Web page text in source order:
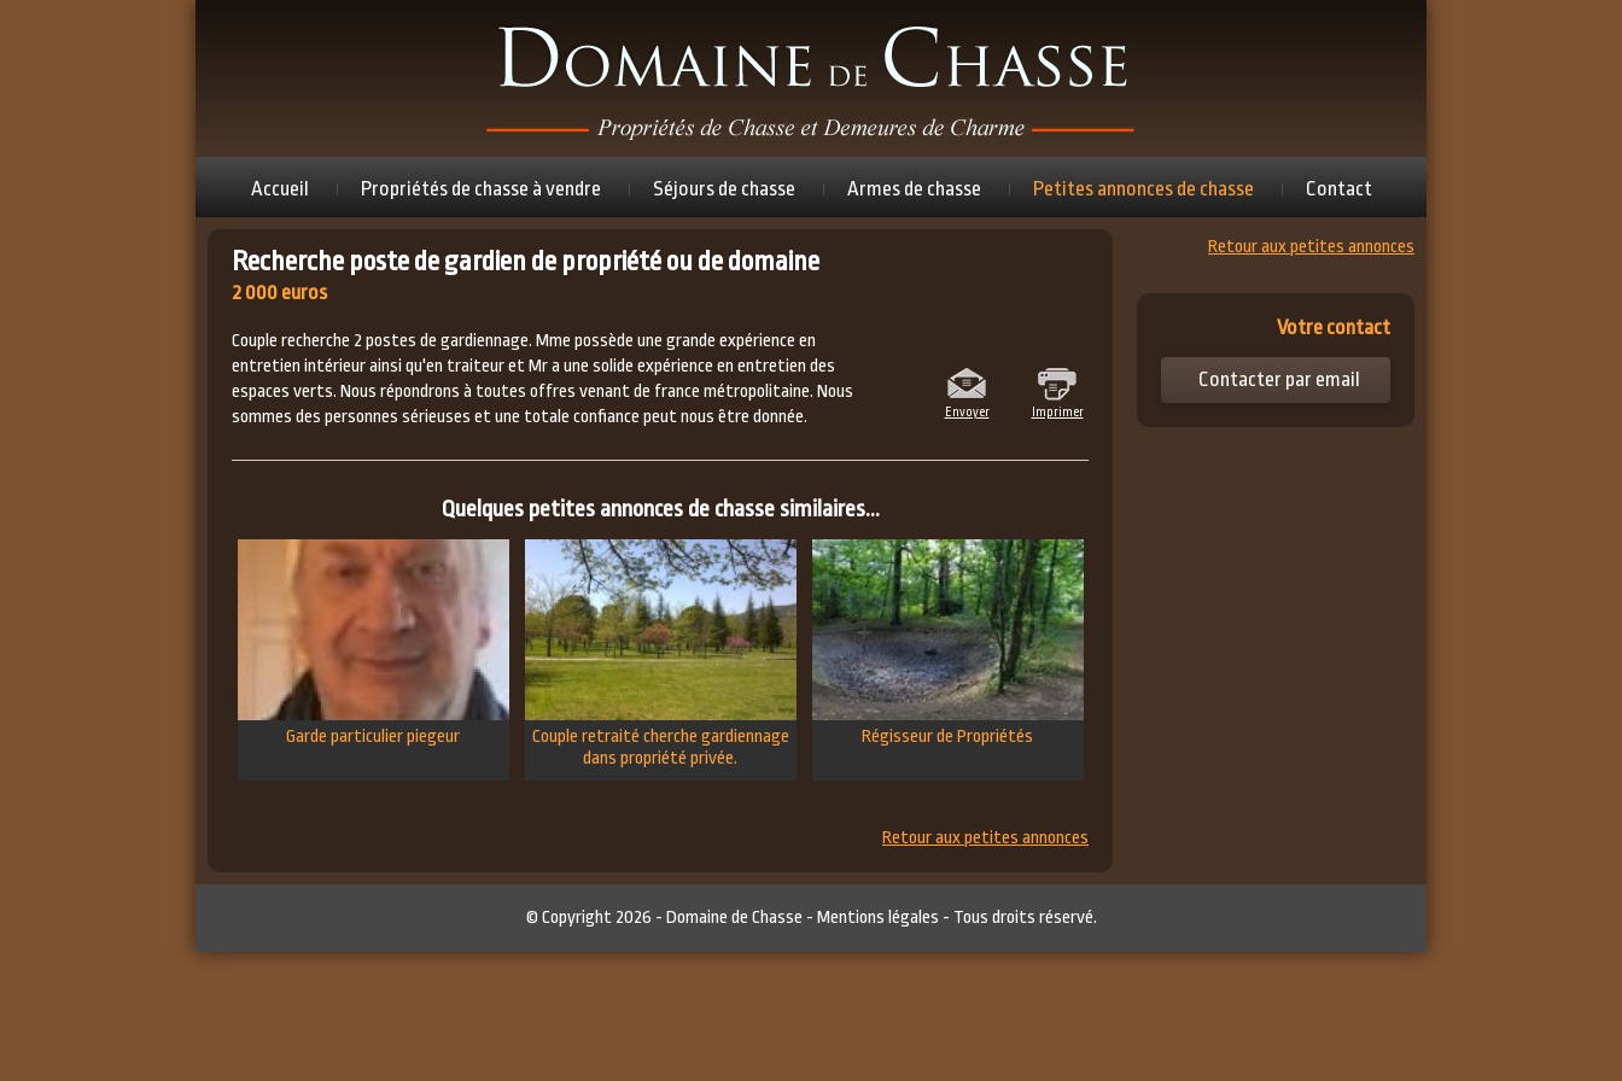
Accueil Propriétés de chasse à vendre Séjours de chasse Armes de chasse Petites annonces de chasse Contact
Recherche poste de gardien de propriété ou de domaine
2 000 euros
Couple recherche 2 postes de gardiennage. Mme possède une grande expérience en
entretien intérieur ainsi qu'en traiteur et Mr a une solide expérience en entretien des
espaces verts. Nous répondrons à toutes offres venant de france métropolitaine. Nous
sommes des personnes sérieuses et une totale confiance peut nous être donnée.
Envoyer Imprimer
Quelques petites annonces de chasse similaires...
Garde particulier piegeur
Couple retraité cherche gardiennage
dans propriété privée.
Régisseur de Propriétés
Retour aux petites annonces
Retour aux petites annonces
Votre contact
Contacter par email
© Copyright 2026 - Domaine de Chasse - Mentions légales - Tous droits réservé.